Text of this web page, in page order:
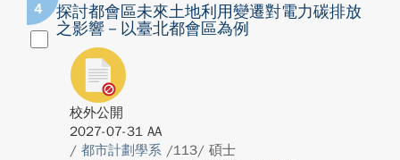
4
探討都會區未來土地利用變遷對電力碳排放
之影響－以臺北都會區為例
校外公開
2027-07-31 AA
/ 都市計劃學系 /113/ 碩士